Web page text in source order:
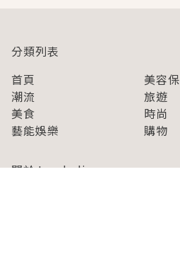
分類列表
首頁
美容
潮流
旅遊
美食
時尚
藝能娛樂
購物
關於Japaholic